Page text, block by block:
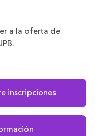
a la oferta de
inscripciones